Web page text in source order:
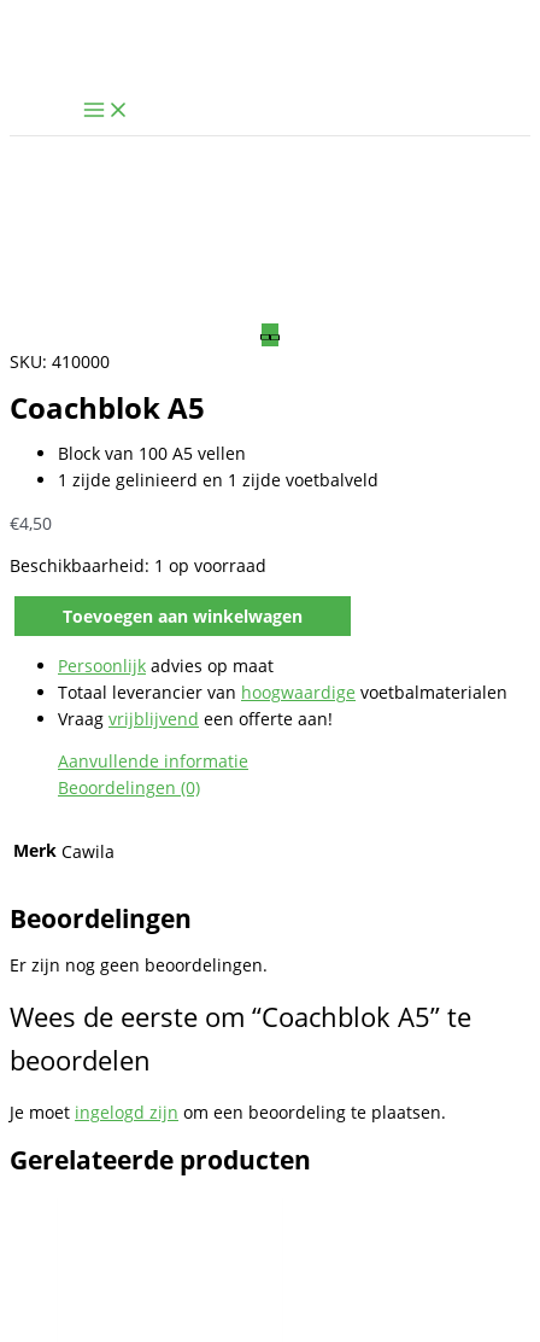
SKU: 410000
Coachblok A5
Block van 100 A5 vellen
1 zijde gelinieerd en 1 zijde voetbalveld
€4,50
Beschikbaarheid: 1 op voorraad
Coachblok
aantal
Toevoegen aan winkelwagen
Persoonlijk advies op maat
Totaal leverancier van hoogwaardige voetbalmaterialen
Vraag vrijblijvend een offerte aan!
Aanvullende informatie
Beoordelingen (0)
Merk Cawila
Beoordelingen
Er zijn nog geen beoordelingen.
Wees de eerste om “Coachblok A5” te
beoordelen
Je moet ingelogd zijn om een beoordeling te plaatsen.
Gerelateerde producten